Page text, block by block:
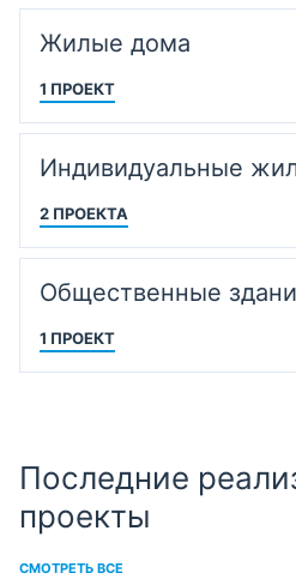
Жилые дома
1 ПРОЕКТ
Индивидуальные
2 ПРОЕКТА
Общественные
1 ПРОЕКТ
Последние
проекты
СМОТРЕТЬ ВСЕ